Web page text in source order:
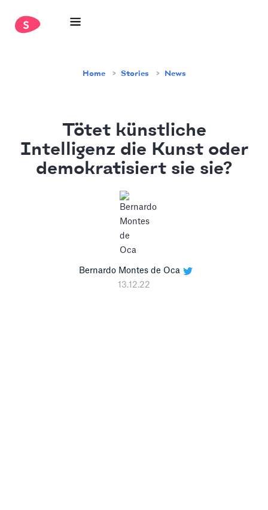
Home Stories News
Tötet künstliche
Intelligenz die Kunst oder
demokratisiert sie sie?
Bernardo Montes de Oca
13.12.22